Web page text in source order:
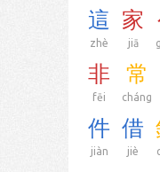
這
zhè
家
jiā
非
fēi
常
cháng
件
jiàn
借
jiè